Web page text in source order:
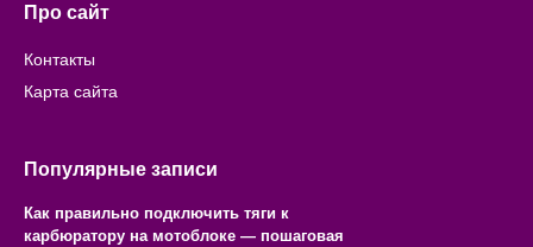
Про сайт
Контакты
Карта сайта
Популярные записи
Как правильно подключить тяги к
карбюратору на мотоблоке — пошаговая